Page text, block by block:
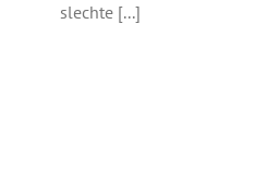
slechte [...]